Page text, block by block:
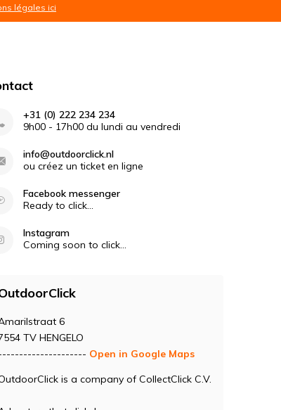
légales ici
+31 (0) 222 234 234
9h00 - 17h00 du lundi au vendredi
info@outdoorclick.nl
ou créez un ticket en ligne
Facebook messenger
Ready to click...
Instagram
Coming soon to click...
6
TV HENGELO
Open in Google Maps
is a company of CollectClick C.V.